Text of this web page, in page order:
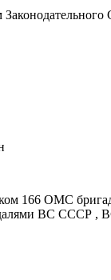
166 ОМС
ВС СССР